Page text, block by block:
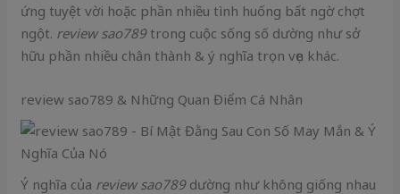
ứng tuyệt vời hoặc phần nhiều tình huống bất ngờ chợt
ngột. review sao789trong cuộc sống số dường như sở
hữu phần nhiều chân thành & ý nghĩa trọn vẹn khác.
review sao789 & Những Quan Điểm Cá Nhân
Ý nghĩa của review sao789dường như không giống nhau